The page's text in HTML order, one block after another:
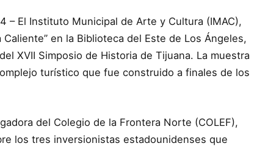
– El Instituto Municipal de Arte y Cultura (IMAC),
en la Biblioteca del Este de Los Ángeles,
XVII Simposio de Historia de Tijuana. La muestra
turístico que fue construido a finales de los
del Colegio de la Frontera Norte (COLEF),
los tres inversionistas estadounidenses que